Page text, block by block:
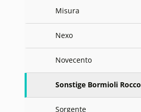
Misura
Nexo
Novecento
Sonstige Bormioli Rocco
Sorgente